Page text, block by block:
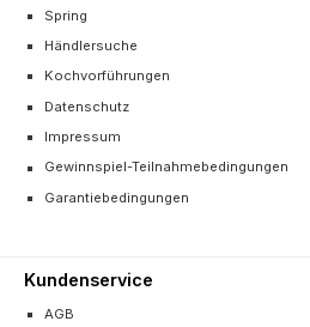
Spring
Händlersuche
Kochvorführungen
Datenschutz
Impressum
Gewinnspiel-Teilnahmebedingungen
Garantiebedingungen
Kundenservice
AGB